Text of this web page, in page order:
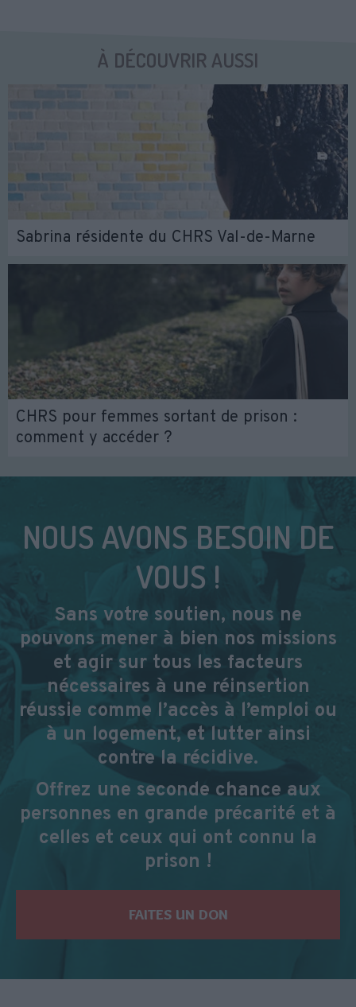
À DÉCOUVRIR AUSSI
Sabrina résidente du CHRS Val-de-Marne
CHRS pour femmes sortant de prison :
comment y accéder ?
NOUS AVONS BESOIN DE
VOUS !
Sans votre soutien, nous ne
pouvons mener à bien nos missions
et agir sur tous les facteurs
nécessaires à une réinsertion
réussie comme l’accès à l’emploi ou
à un logement, et lutter ainsi
contre la récidive.
Offrez une seconde chance aux
personnes en grande précarité et à
celles et ceux qui ont connu la
prison !
FAITES UN DON